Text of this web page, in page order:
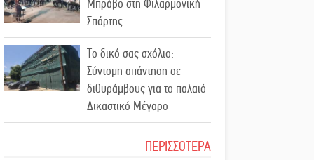
χαμό της 29χρονης Ελένης
σε τροχαίο
«Σφραγίδα» έργου και
απολογισμού στο
Παναρκαδικό από τον Κυρ.
Διαμαντάκο
Μια «χρυσή» ελαιοκομική
Μπράβο στη Φιλαρμονική
Σπάρτης
Το δικό σας σχόλιο:
Σύντομη απάντηση σε
διθυράμβους για το παλαιό
Δικαστικό Μέγαρο
Το δικό σας σχόλιο: Ιερή
ΠΕΡΙΣΣΟΤΕΡΑ